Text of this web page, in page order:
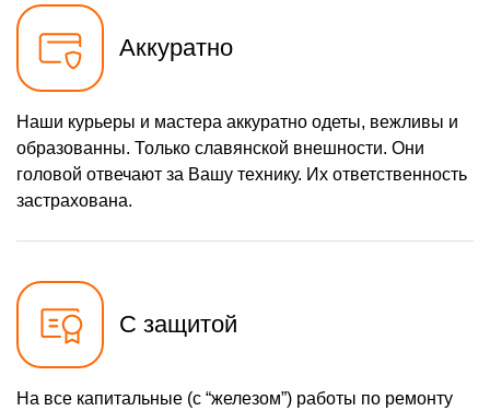
Чистка системы подачи
Ремонт
микровыключателей
600 р
Аккуратно
Наши курьеры и мастера аккуратно одеты, вежливы и
образованны. Только славянской внешности. Они
головой отвечают за Вашу технику. Их ответственность
застрахована.
С защитой
На все капитальные (с “железом”) работы по ремонту